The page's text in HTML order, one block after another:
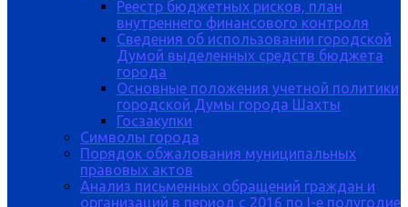
Реестр бюджетных рисков, план
внутреннего финансового контроля
Сведения об использовании городской
Думой выделенных средств бюджета
города
Основные положения учетной политики
городской Думы города Шахты
Госзакупки
Символы города
Порядок обжалования муниципальных
правовых актов
Анализ письменных обращений граждан и
организаций в период с 2016 по I-е полугодие